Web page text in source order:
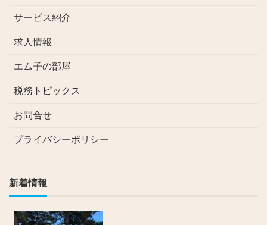
サービス紹介
求人情報
エム子の部屋
税務トピックス
お問合せ
プライバシーポリシー
新着情報